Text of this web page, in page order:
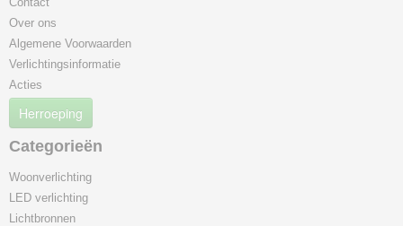
Over ons
Algemene Voorwaarden
Verlichtingsinformatie
Acties
Herroeping
Categorieën
Woonverlichting
LED verlichting
Lichtbronnen